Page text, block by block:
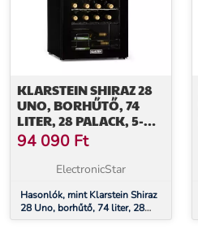
KLARSTEIN SHIRAZ 28
UNO, BORHŰTŐ, 74
LITER, 28 PALACK, 5-
18°C,
ÉRINTŐKÉPERNYŐS
VEZÉRLŐPANEL
94 090 Ft
ElectronicStar
Hasonlók, mint Klarstein Shiraz
28 Uno, borhűtő, 74 liter, 28
palack, 5-18°C, érintőképernyős